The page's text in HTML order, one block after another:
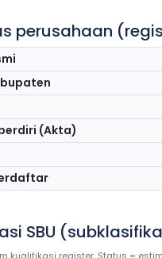
perusahaan
(Akta)
SBU